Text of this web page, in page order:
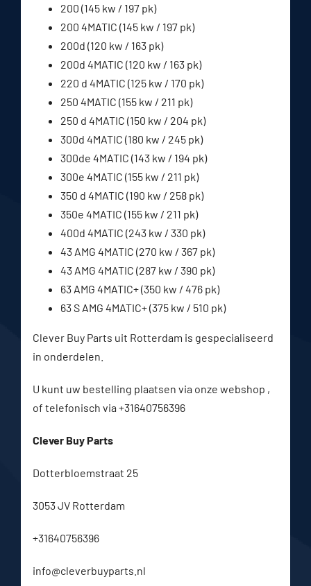
200 (145 kw / 197 pk)
200 4MATIC (145 kw / 197 pk)
200d (120 kw / 163 pk)
200d 4MATIC (120 kw / 163 pk)
220 d 4MATIC (125 kw / 170 pk)
250 4MATIC (155 kw / 211 pk)
250 d 4MATIC (150 kw / 204 pk)
300d 4MATIC (180 kw / 245 pk)
300de 4MATIC (143 kw / 194 pk)
300e 4MATIC (155 kw / 211 pk)
350 d 4MATIC (190 kw / 258 pk)
350e 4MATIC (155 kw / 211 pk)
400d 4MATIC (243 kw / 330 pk)
43 AMG 4MATIC (270 kw / 367 pk)
43 AMG 4MATIC (287 kw / 390 pk)
63 AMG 4MATIC+ (350 kw / 476 pk)
63 S AMG 4MATIC+ (375 kw / 510 pk)
Clever Buy Parts uit Rotterdam is gespecialiseerd
in onderdelen.
U kunt uw bestelling plaatsen via onze webshop ,
of telefonisch via +31640756396
Clever Buy Parts
Dotterbloemstraat 25
3053 JV Rotterdam
+31640756396
info@cleverbuyparts.nl